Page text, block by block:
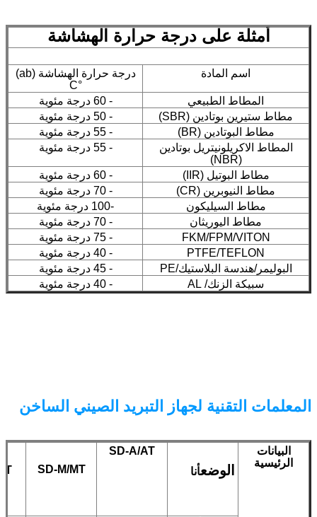
أمثلة على درجة حرارة الهشاشة
اسم المادة
درجة حرارة الهشاشة (ab)
°C
المطاط الطبيعي
- 60 درجة مئوية
مطاط ستيرين بوتادين (SBR)
- 50 درجة مئوية
مطاط البوتادين (BR)
- 55 درجة مئوية
المطاط الاكريلونيتريل بوتادين
(NBR)
- 55 درجة مئوية
مطاط البوتيل (IIR)
- 60 درجة مئوية
مطاط النيوبرين (CR)
- 70 درجة مئوية
مطاط السيليكون
-100 درجة مئوية
مطاط اليوريثان
- 70 درجة مئوية
FKM/FPM/VITON
- 75 درجة مئوية
PTFE/TEFLON
- 40 درجة مئوية
البوليمر/هندسة البلاستيك/PE
- 45 درجة مئوية
سبيكة الزنك/ AL
- 40 درجة مئوية
المعلمات التقنية لجهاز التبريد الصيني الساخن
البيانات
الرئيسية
الوضعأنا
SD-A/AT
SD-M/MT